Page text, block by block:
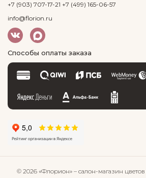
+7 (903) 707-17-21 +7 (499) 165-06-57
info@florion.ru
Способы оплаты заказа
© 2026 «Флорион» – салон-магазин цветов